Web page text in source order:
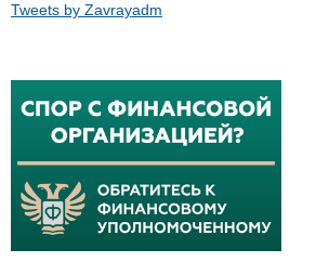
Tweets by Zavrayadm